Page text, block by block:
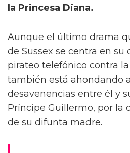
la Princesa Diana.
Aunque el último drama
de Sussex se centra en
pirateo telefónico contra
también está ahondando
desavenencias entre él y
Príncipe Guillermo, por la
de su difunta madre.